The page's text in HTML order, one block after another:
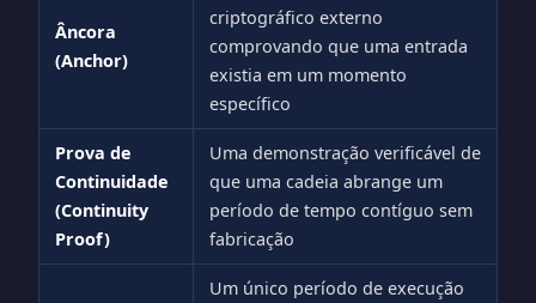
Âncora
(Anchor)
criptográfico externo
comprovando que uma entrada
existia em um momento
específico
Prova de
Continuidade
(Continuity
Proof)
Uma demonstração verificável de
que uma cadeia abrange um
período de tempo contíguo sem
fabricação
Um único período de execução